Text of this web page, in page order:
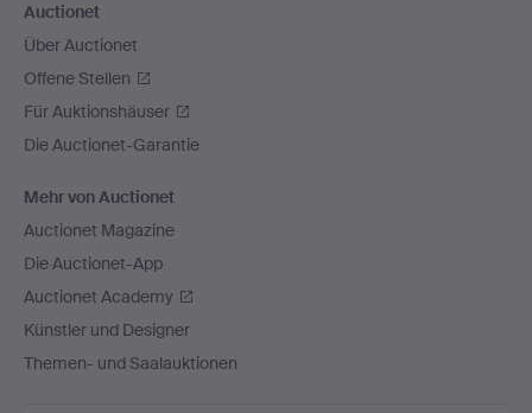
Auctionet
Über Auctionet
Offene Stellen
Für Auktionshäuser
Die Auctionet-Garantie
Mehr von Auctionet
Auctionet Magazine
Die Auctionet-App
Auctionet Academy
Künstler und Designer
Themen- und Saalauktionen